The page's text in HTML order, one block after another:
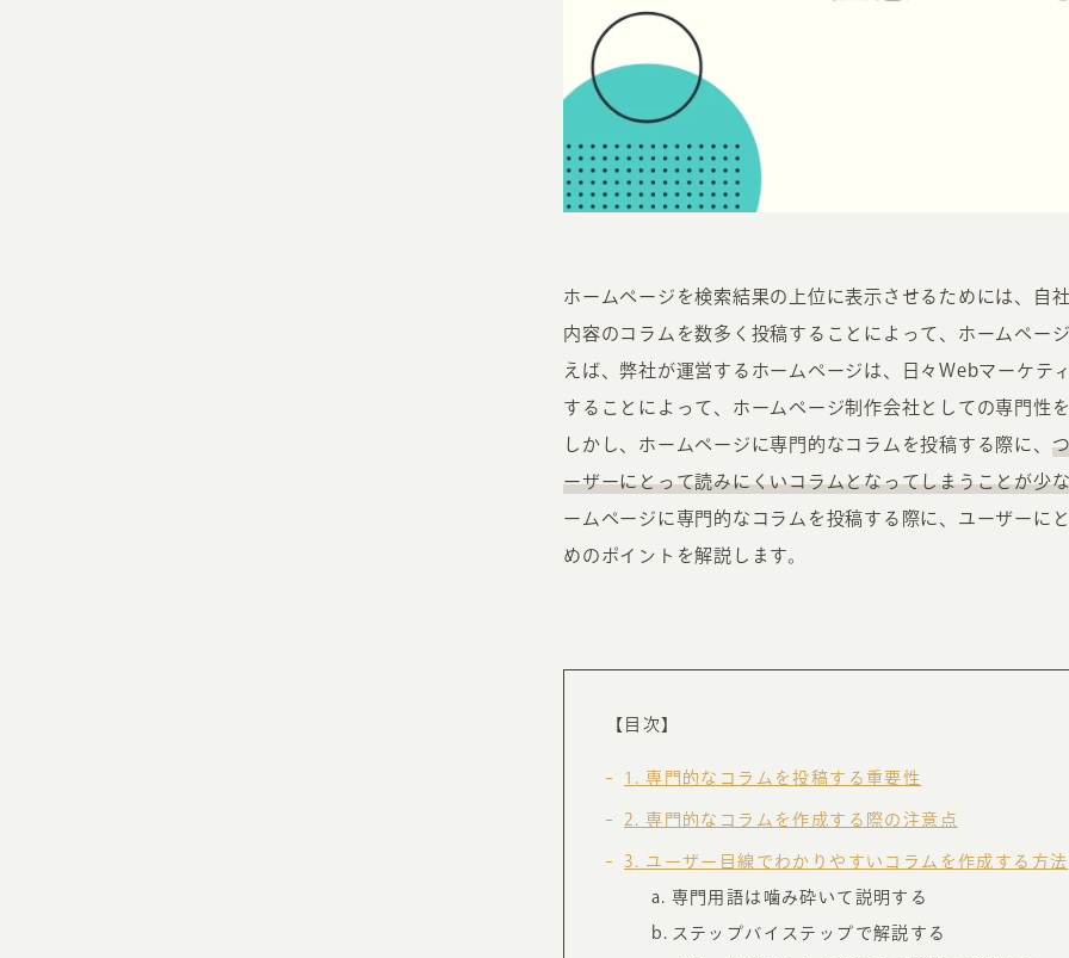
ホーム
お客様の声
ホームページ制作の流れ
お知らせ・コラム
オンカについて
オフィス紹介・会社概要
ホームページ集客にかける想い
オン
ク
最
あ
ホー
ホームページを検索結果の上位に表示させるためには、自
内容のコラムを数多く投稿することによって、ホームペー
えば、弊社が運営するホームページは、日々Webマーケテ
することによって、ホームページ制作会社としての専門性を
しかし、ホームページに専門的なコラムを投稿する際に、
ーザーにとって読みにくいコラムとなってしまうことが少
ームページに専門的なコラムを投稿する際に、ユーザーに
めのポイントを解説します。
【目次】
1 専門的なコラムを投稿する重要性
2 専門的なコラムを作成する際の注意点
3 ユーザー目線でわかりやすいコラムを作成する方法
専門用語は噛み砕いて説明する
ステップバイステップで解説する